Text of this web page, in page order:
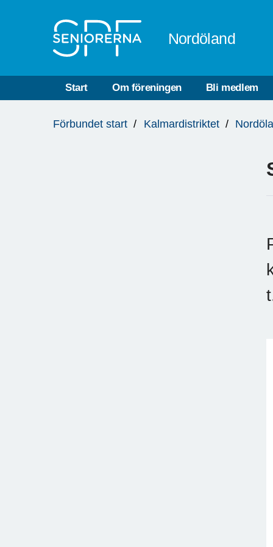
Nordöland
Start Om föreningen Bli medlem
är
Förbundet start Kalmardistriktet